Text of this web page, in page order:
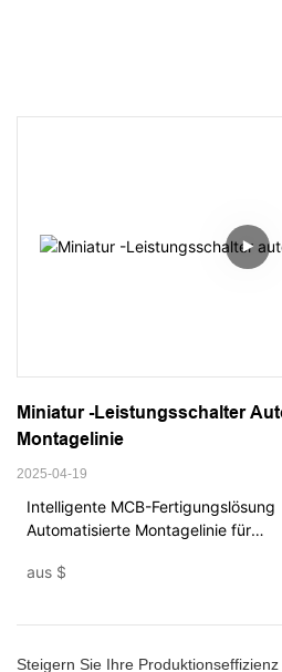
Miniatur -Leistungsschalter
Montagelinie
2025-04-19
Intelligente MCB-Fertigungslösung
Automatisierte Montagelinie für
aus $
Steigern Sie Ihre